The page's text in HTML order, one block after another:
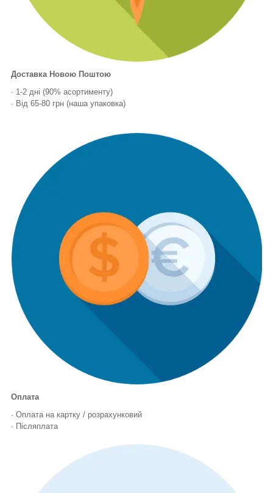
Доставка Новою Поштою
· 1-2 дні (90% асортименту)
· Від 65-80 грн (наша упаковка)
Оплата
· Оплата на картку / розрахунковий
· Післяплата